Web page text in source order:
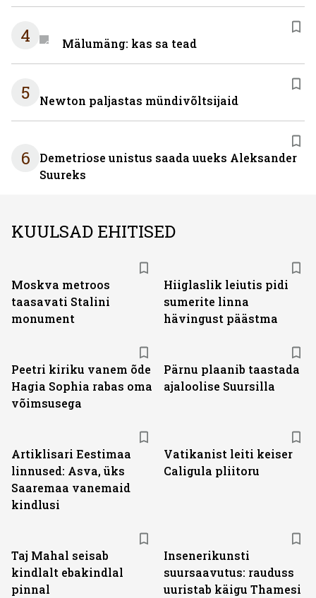
4 Mälumäng: kas sa tead
5 Newton paljastas mündivõltsijaid
6
Demetriose unistus saada uueks Aleksander
Suureks
KUULSAD EHITISED
Moskva metroos
taasavati Stalini
monument
Hiiglaslik leiutis pidi
sumerite linna
hävingust päästma
Peetri kiriku vanem õde
Hagia Sophia rabas oma
võimsusega
Pärnu plaanib taastada
ajaloolise Suursilla
Artiklisari Eestimaa
linnused: Asva, üks
Saaremaa vanemaid
kindlusi
Vatikanist leiti keiser
Caligula pliitoru
Taj Mahal seisab
kindlalt ebakindlal
pinnal
Insenerikunsti
suursaavutus: rauduss
uuristab käigu Thamesi